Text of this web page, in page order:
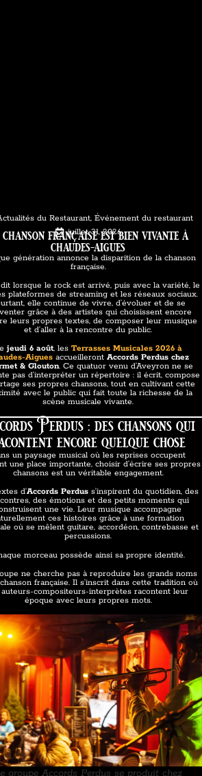
du Restaurant, Événement du restaurant
juillet 31, 2026
française est bien vivante à
chaudes-aigues
génération annonce la disparition de la chanson
française.
dit lorsque le rock est arrivé, puis avec la variété, le
plateformes de streaming et les réseaux sociaux.
elle continue de vivre, d’évoluer et de se
grâce à des artistes qui choisissent encore
leurs propres textes, de composer leur musique
et d’aller à la rencontre du public.
jeudi 6 août, les Terrasses Musicales 2026 à
Aiguesaccueilleront Accords Perdus chez
& Glouton. Ce quatuor venu d’Aveyron ne se
pas d’interpréter un répertoire : il écrit, compose
ses propres chansons, tout en cultivant cette
avec le public qui fait toute la richesse de la
scène musicale vivante.
Perdus : des chansons qui
encore quelque chose
un paysage musical où les reprises occupent
une place importante, choisir d’écrire ses propres
chansons est un véritable engagement.
d’Accords Perdus s’inspirent du quotidien, des
des émotions et des petits moments qui
une vie. Leur musique accompagne
ces histoires grâce à une formation
où se mêlent guitare, accordéon, contrebasse et
percussions.
morceau possède ainsi sa propre identité.
ne cherche pas à reproduire les grands noms
française. Il s’inscrit dans cette tradition où
compositeurs-interprètes racontent leur
époque avec leurs propres mots.
groupe Accords Perdus se produit chez